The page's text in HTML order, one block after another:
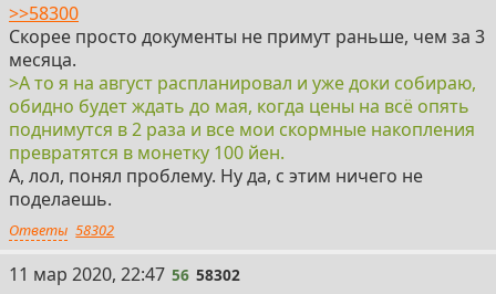
>>58300
Скорее просто документы не примут раньше, чем за 3
месяца.
>А то я на август распланировал и уже доки собираю,
обидно будет ждать до мая, когда цены на всё опять
поднимутся в 2 раза и все мои скормные накопления
превратятся в монетку 100 йен.
А, лол, понял проблему. Ну да, с этим ничего не
поделаешь.
Ответы 58302
56
11 мар 2020, 22:47 56 58302